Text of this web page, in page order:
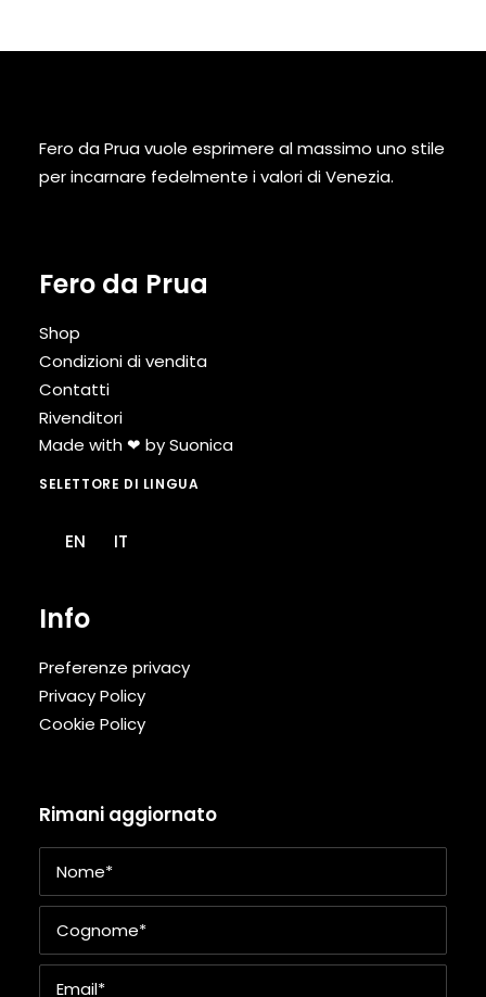
Fero da Prua vuole esprimere al massimo uno stile
per incarnare fedelmente i valori di Venezia.
Fero da Prua
Shop
Condizioni di vendita
Contatti
Rivenditori
Made with ❤ bySuonica
SELETTORE DI LINGUA
EN IT
Info
Preferenze privacy
Privacy Policy
Cookie Policy
Rimani aggiornato